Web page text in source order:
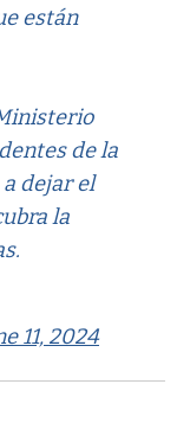
están
de la
dejar el
la
11, 2024